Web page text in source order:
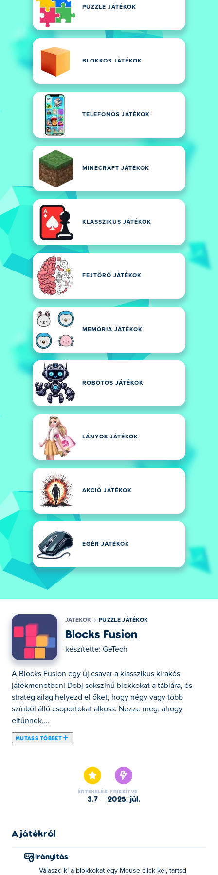
PUZZLE JÁTÉKOK
BLOKKOS JÁTÉKOK
TELEFONOS JÁTÉKOK
MINECRAFT JÁTÉKOK
KLASSZIKUS JÁTÉKOK
FEJTÖRŐ JÁTÉKOK
MEMÓRIA JÁTÉKOK
ROBOTOS JÁTÉKOK
LÁNYOS JÁTÉKOK
AKCIÓ JÁTÉKOK
EGÉR JÁTÉKOK
JATEKOK PUZZLE JÁTÉKOK
Blocks Fusion
készítette: GeTech
A Blocks Fusion egy új csavar a klasszikus kirakós
játékmenetben! Dobj sokszínű blokkokat a táblára, és
stratégiailag helyezd el őket, hogy négy vagy több
színből álló csoportokat alkoss. Nézze meg, ahogy
eltűnnek,...
MUTASS TÖBBET
stratégiailag helyezd el őket, hogy négy vagy több
színből álló csoportokat alkoss. Nézze meg, ahogy
eltűnnek, helyet adva új daraboknak, és pontokat
Gondolkodjon gyorsan, egyeztessen okosan, és tartsa
Hogyan kell játszani a Blocks Fusion-t?
ÉRTÉKELÉS
3.7
FRISSÍTVE
2025. júl.
A játékról
Irányítás
Válaszd ki a blokkokat egy Mouse click-kel, tartsd